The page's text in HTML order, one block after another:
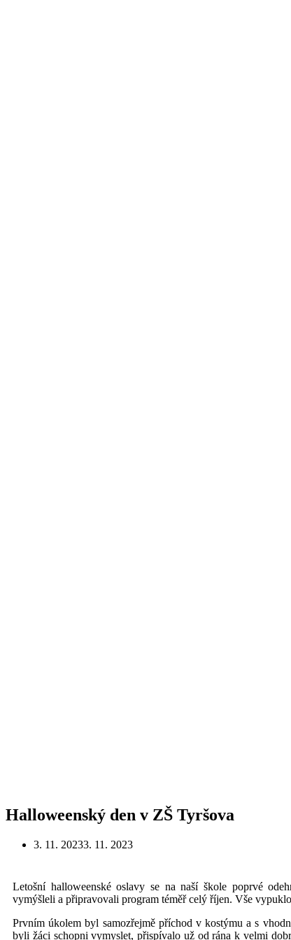
Halloweenský den v ZŠ Tyršova
3. 11. 20233. 11. 2023
Letošní halloweenské oslavy se na naší škole poprvé
vymýšleli a připravovali program téměř celý říjen. Vše
Prvním úkolem byl samozřejmě příchod v kostýmu a s
byli žáci schopni vymyslet, přispívalo už od rána k velmi